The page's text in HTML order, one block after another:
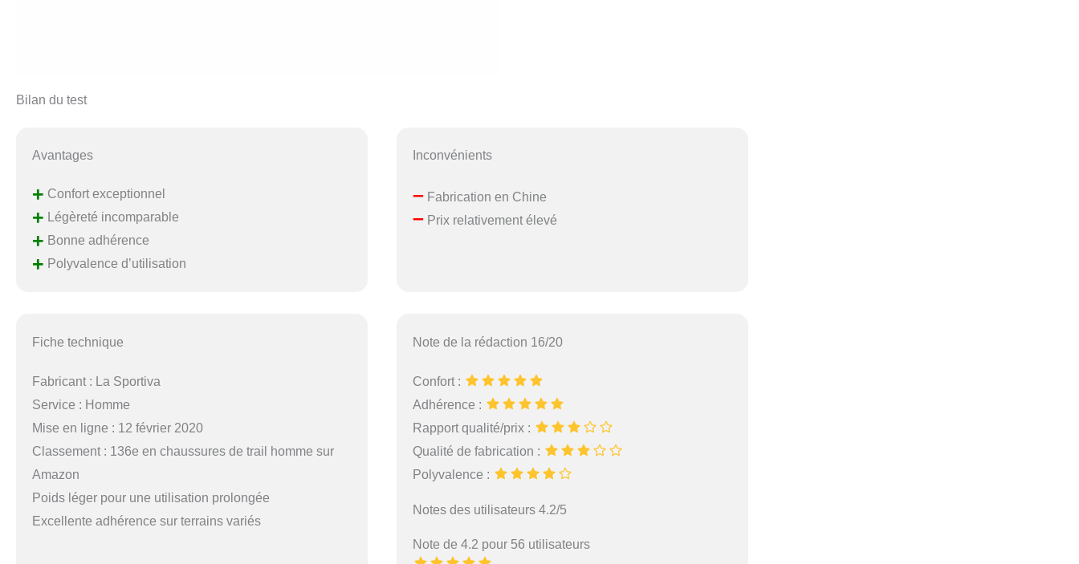
Bilan du test
Avantages
+ Confort exceptionnel
+ Légèreté incomparable
+ Bonne adhérence
+ Polyvalence d’utilisation
Inconvénients
– Fabrication en Chine
– Prix relativement élevé
Fiche technique
Fabricant : La Sportiva
Service : Homme
Mise en ligne : 12 février 2020
Classement : 136e en chaussures de trail homme sur
Amazon
Poids léger pour une utilisation prolongée
Excellente adhérence sur terrains variés
Note de la rédaction 16/20
Confort :
Adhérence :
Rapport qualité/prix :
Qualité de fabrication :
Polyvalence :
Notes des utilisateurs 4.2/5
Note de 4.2 pour 56 utilisateurs